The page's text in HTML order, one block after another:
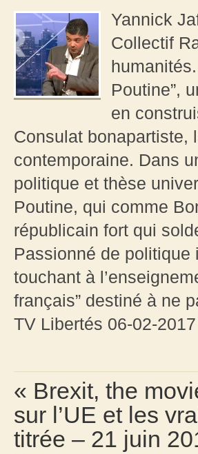
Yannick
Collectif
Poutine”,
en
Consulat bonapartiste,
contemporaine. Dans
politique et thèse
Poutine, qui comme
républicain fort qui
Passionné de
touchant à
français” destiné à ne
TV Libertés 06-02-2017
« Brexit, the
sur l’UE et les
titrée – 21 juin